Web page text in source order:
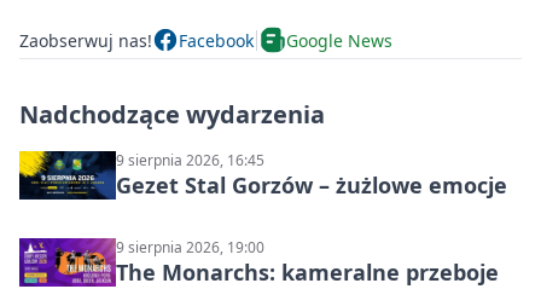
Zaobserwuj nas! Facebook Google News
Nadchodzące wydarzenia
9 sierpnia 2026, 16:45
Gezet Stal Gorzów – żużlowe emocje
9 sierpnia 2026, 19:00
The Monarchs: kameralne przeboje